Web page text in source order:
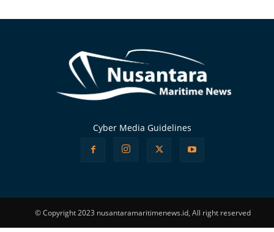
Cyber Media Guidelines
© Copyright 2023 nusantaramaritimenews.id, All right reserved